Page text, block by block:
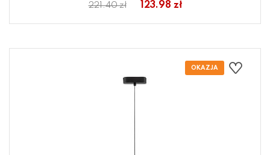
221.40 zł 123.98 zł